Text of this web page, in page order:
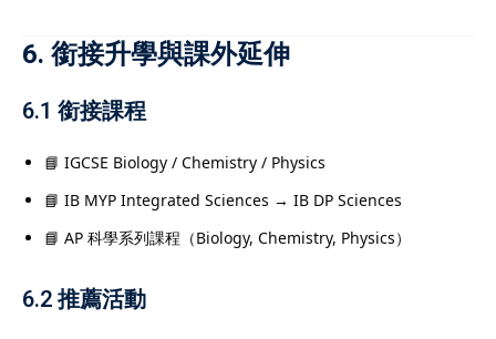
6. 銜接升學與課外延伸
6.1 銜接課程
📘 IGCSE Biology / Chemistry / Physics
📘 IB MYP Integrated Sciences → IB DP Sciences
📘 AP 科學系列課程（Biology, Chemistry, Physics）
6.2 推薦活動